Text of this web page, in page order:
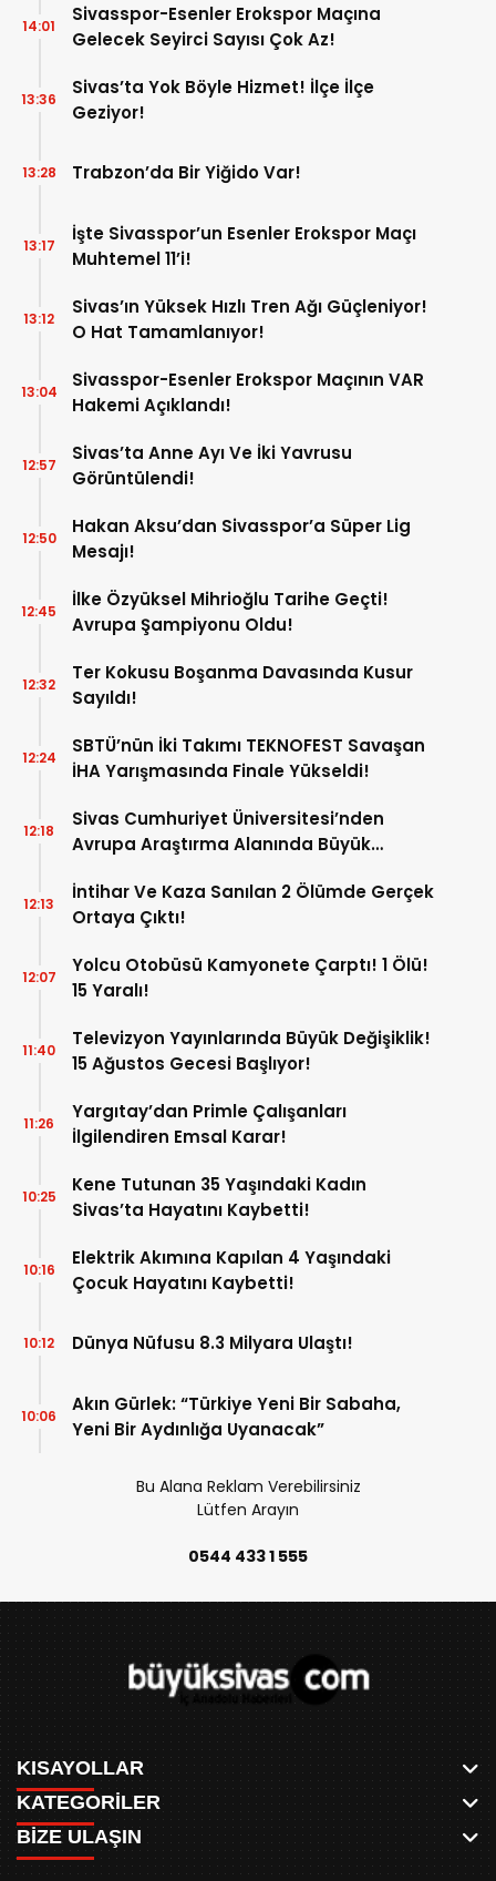
Sivasspor-Esenler Erokspor Maçına
Gelecek Seyirci Sayısı Çok Az!
14:01
Sivas’ta Yok Böyle Hizmet! İlçe İlçe
Geziyor!
13:36
Trabzon’da Bir Yiğido Var!
13:28
İşte Sivasspor’un Esenler Erokspor Maçı
Muhtemel 11’i!
13:17
Sivas’ın Yüksek Hızlı Tren Ağı Güçleniyor!
O Hat Tamamlanıyor!
13:12
Sivasspor-Esenler Erokspor Maçının VAR
Hakemi Açıklandı!
13:04
Sivas’ta Anne Ayı Ve İki Yavrusu
Görüntülendi!
12:57
Hakan Aksu’dan Sivasspor’a Süper Lig
Mesajı!
12:50
İlke Özyüksel Mihrioğlu Tarihe Geçti!
Avrupa Şampiyonu Oldu!
12:45
Ter Kokusu Boşanma Davasında Kusur
Sayıldı!
12:32
SBTÜ’nün İki Takımı TEKNOFEST Savaşan
İHA Yarışmasında Finale Yükseldi!
12:24
Sivas Cumhuriyet Üniversitesi’nden
Avrupa Araştırma Alanında Büyük
12:18
İntihar Ve Kaza Sanılan 2 Ölümde Gerçek
Ortaya Çıktı!
12:13
Yolcu Otobüsü Kamyonete Çarptı! 1 Ölü!
15 Yaralı!
12:07
Televizyon Yayınlarında Büyük Değişiklik!
15 Ağustos Gecesi Başlıyor!
11:40
Yargıtay’dan Primle Çalışanları
İlgilendiren Emsal Karar!
11:26
Kene Tutunan 35 Yaşındaki Kadın
Sivas’ta Hayatını Kaybetti!
10:25
Elektrik Akımına Kapılan 4 Yaşındaki
Çocuk Hayatını Kaybetti!
10:16
Dünya Nüfusu 8.3 Milyara Ulaştı!
10:12
Akın Gürlek: “Türkiye Yeni Bir Sabaha,
Yeni Bir Aydınlığa Uyanacak”
10:06
Bu Alana Reklam Verebilirsiniz
Lütfen Arayın
0544 433 1 555
KISAYOLLAR
ANASAYFA
AKSU CANLI
MEYDAN CANLI
KATEGORİLER
WHATSAPP
BİZE ULAŞIN